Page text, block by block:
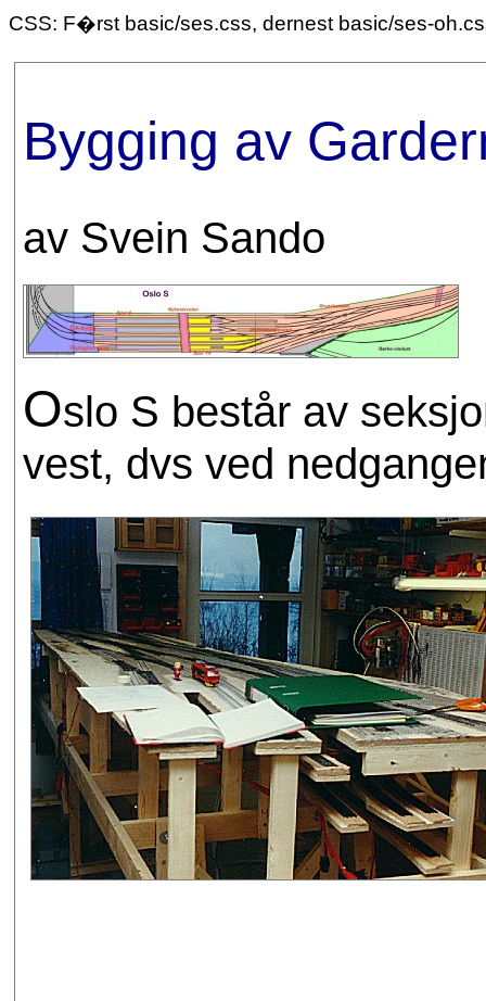
CSS: F�rst basic/ses.css, dernest basic/ses-
Bygging av
av Svein Sando
Oslo S består av
vest, dvs ved